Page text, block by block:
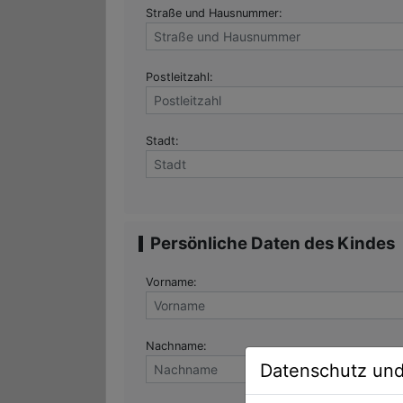
Straße und Hausnummer:
Postleitzahl:
Stadt:
Persönliche Daten des Kindes
Vorname:
Nachname:
Datenschutz